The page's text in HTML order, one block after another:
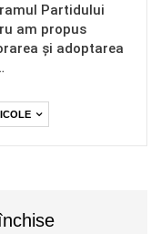
Partidului
am propus
și adoptarea